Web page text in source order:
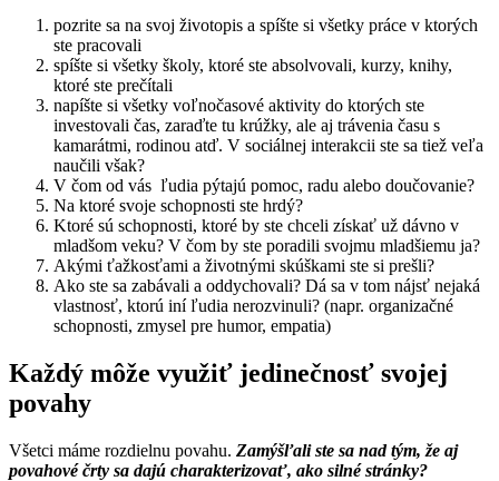
pozrite sa na svoj životopis a spíšte si všetky práce v ktorých
ste pracovali
spíšte si všetky školy, ktoré ste absolvovali, kurzy, knihy,
ktoré ste prečítali
napíšte si všetky voľnočasové aktivity do ktorých ste
investovali čas, zaraďte tu krúžky, ale aj trávenia času s
kamarátmi, rodinou atď. V sociálnej interakcii ste sa tiež veľa
naučili však?
V čom od vás ľudia pýtajú pomoc, radu alebo doučovanie?
Na ktoré svoje schopnosti ste hrdý?
Ktoré sú schopnosti, ktoré by ste chceli získať už dávno v
mladšom veku? V čom by ste poradili svojmu mladšiemu ja?
Akými ťažkosťami a životnými skúškami ste si prešli?
Ako ste sa zabávali a oddychovali? Dá sa v tom nájsť nejaká
vlastnosť, ktorú iní ľudia nerozvinuli? (napr. organizačné
schopnosti, zmysel pre humor, empatia)
Každý môže využiť jedinečnosť svojej
povahy
Všetci máme rozdielnu povahu. Zamýšľali ste sa nad tým, že aj
povahové črty sa dajú charakterizovať, ako silné stránky?